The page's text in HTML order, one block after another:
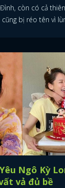
còn có cả
bị réo tên vì
Ngô Kỳ
vả đủ bề